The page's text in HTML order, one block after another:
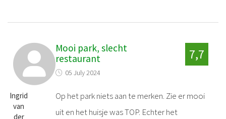
Ingrid
van
der
Mooi park, slecht
restaurant
05 July 2024
7,7
Op het park niets aan te merken. Zie er mooi
uit en het huisje was TOP. Echter het